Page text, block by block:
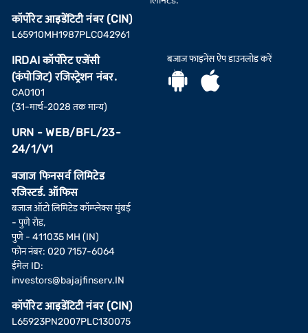
कॉर्पोरेट आइडेंटिटी नंबर (CIN)
L65910MH1987PLC042961
IRDAI कॉर्पोरेट एजेंसी
(कंपोजिट) रजिस्ट्रेशन नंबर.
CA0101
(31-मार्च-2028 तक मान्य)
URN - WEB/BFL/23-
24/1/V1
बजाज फिनसर्व लिमिटेड
रजिस्टर्ड. ऑफिस
बजाज ऑटो लिमिटेड कॉम्प्लेक्स मुंबई
- पुणे रोड,
पुणे - 411035 MH (IN)
फोन नंबर: 020 7157-6064
ईमेल ID:
investors@bajajfinserv.IN
कॉर्पोरेट आइडेंटिटी नंबर (CIN)
L65923PN2007PLC130075
बजाज फाइनेंस ऐप डाउनलोड करें